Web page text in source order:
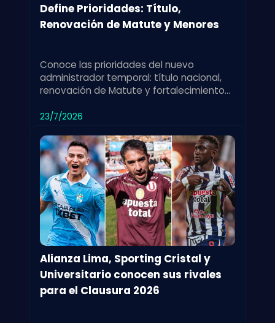
Define Prioridades: Título,
Renovación de Matute y Menores
Conoce las prioridades del nuevo
administrador temporal: título nacional,
renovación de Matute y fortalecimiento
23/7/2026
Alianza Lima, Sporting Cristal y
Universitario conocen sus rivales
para el Clausura 2026